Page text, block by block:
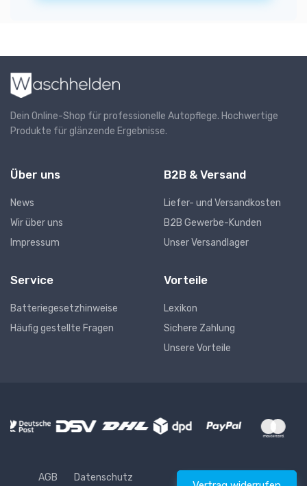
Dein Online-Shop für professionelle Autopflege. Hochwertige
Produkte für glänzende Ergebnisse.
Über uns
News
Wir über uns
Impressum
B2B & Versand
Liefer- und Versandkosten
B2B Gewerbe-Kunden
Unser Versandlager
Service
Batteriegesetzhinweise
Häufig gestellte Fragen
Vorteile
Lexikon
Sichere Zahlung
Unsere Vorteile
AGB Datenschutz